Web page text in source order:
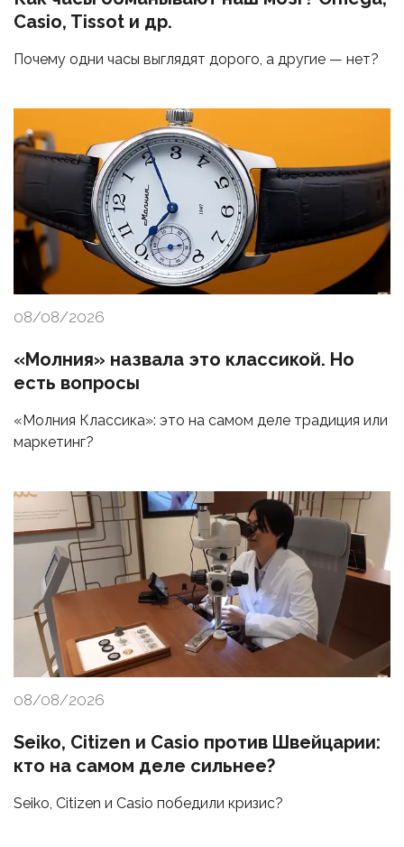
Casio, Tissot и др.
Почему одни часы выглядят дорого, а другие — нет?
08/08/2026
«Молния» назвала это классикой. Но
есть вопросы
«Молния Классика»: это на самом деле традиция или
маркетинг?
08/08/2026
Seiko, Citizen и Casio против Швейцарии:
кто на самом деле сильнее?
Seiko, Citizen и Casio победили кризис?